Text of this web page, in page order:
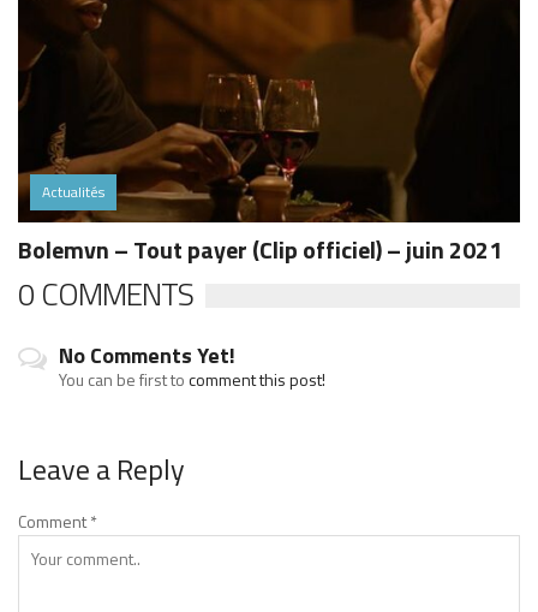
Actualités
Bolemvn – Tout payer (Clip officiel) – juin 2021
0 COMMENTS
No Comments Yet!
You can be first tocomment this post!
Leave a Reply
Comment*